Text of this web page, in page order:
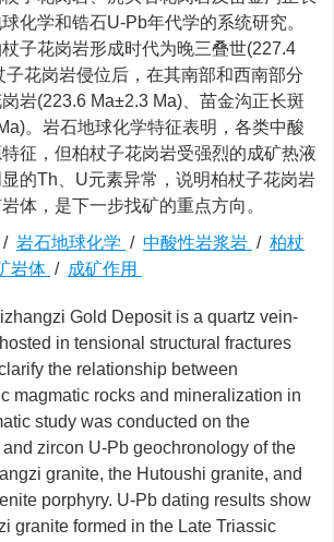
化学和锆石U-Pb年代学的系统研究。
子花岗岩形成时代为晚三叠世(227.4
子花岗岩侵位后，在其南部和西南部分
岩(223.6 Ma±2.3 Ma)、苗金沟正长斑
。岩石地球化学特征表明，各类中酸
征，但柏杖子花岗岩受强烈的成矿热液
的Th、U元素异常，说明柏杖子花岗岩
体，是下一步找矿的重点方向。
/ 岩石地球化学 / 中酸性岩浆岩 / 柏杖
岩体 / 成矿作用
Gold Deposit is a quartz vein-
in tensional structural fractures
the relationship between
magmatic rocks and mineralization in
study was conducted on the
and zircon U-Pb geochronology of the
granite, the Hutoushi granite, and
porphyry. U-Pb dating results show
granite formed in the Late Triassic